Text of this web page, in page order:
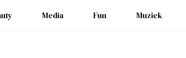
Media Fun Muziek